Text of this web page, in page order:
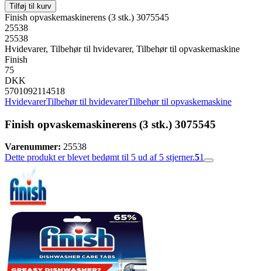
Tilføj til kurv
Finish opvaskemaskinerens (3 stk.) 3075545
25538
25538
Hvidevarer, Tilbehør til hvidevarer, Tilbehør til opvaskemaskine
Finish
75
DKK
5701092114518
HvidevarerTilbehør til hvidevarerTilbehør til opvaskemaskine
Finish opvaskemaskinerens (3 stk.) 3075545
Varenummer: 25538
Dette produkt er blevet bedømt til 5 ud af 5 stjerner.51